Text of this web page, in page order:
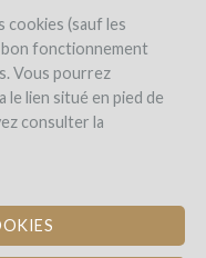
cookies (sauf les
fonctionnement
Vous pourrez
lien situé en pied de
consulter la
Goundy
UNE CUVÉE